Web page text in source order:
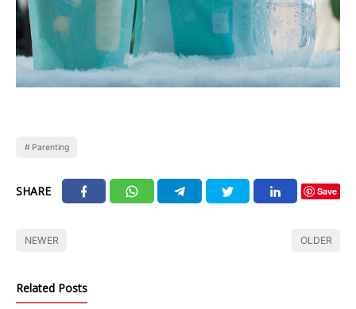
Parenting
SHARE Save
NEWER OLDER
Related Posts